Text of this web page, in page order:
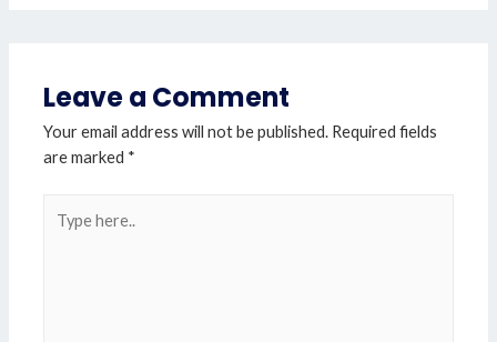
Leave a Comment
Your email address will not be published. Required fields
are marked *
here..